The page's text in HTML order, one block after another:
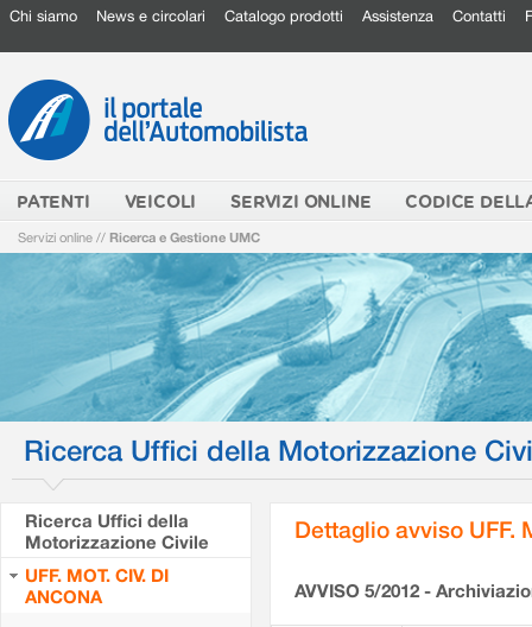
Chi siamo News e circolari Catalogo prodotti Assistenza Contatti
PATENTI VEICOLI SERVIZI ONLINE CODICE
Servizi online // Ricerca e Gestione UMC
Ricerca Uffici della Motorizzazione
Ricerca Uffici della
Motorizzazione Civile
UFF. MOT. CIV. DI
ANCONA
Dettaglio avviso UFF.
AVVISO 5/2012 -